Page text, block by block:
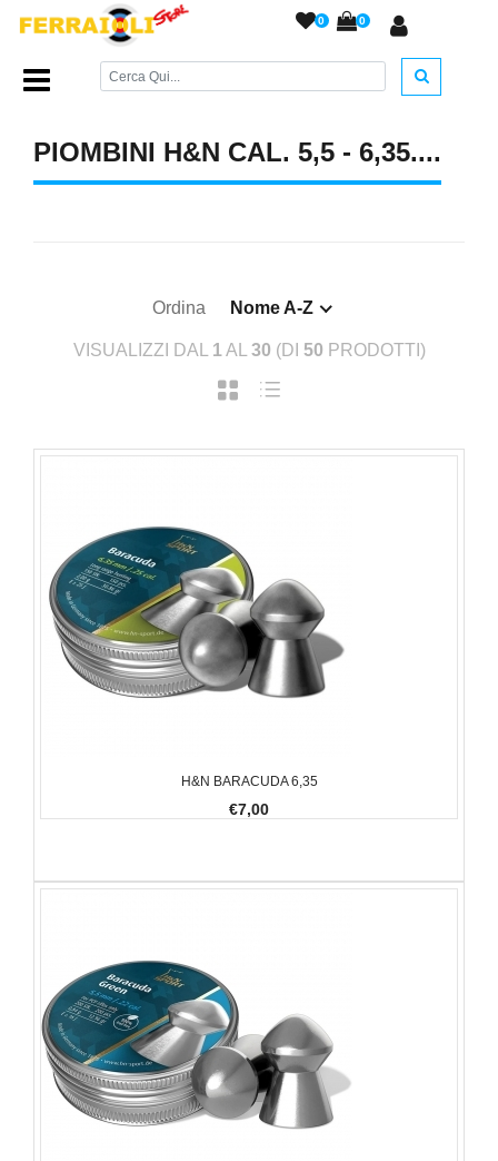
0 0
Home Page/PIOMBINI/Piombini H&N cal. 5,5 - 6,35....
PIOMBINI H&N CAL. 5,5 - 6,35....
Ordina Nome A-Z
VISUALIZZI DAL 1 AL 30 (DI 50 PRODOTTI)
H&N BARACUDA 6,35
€7,00